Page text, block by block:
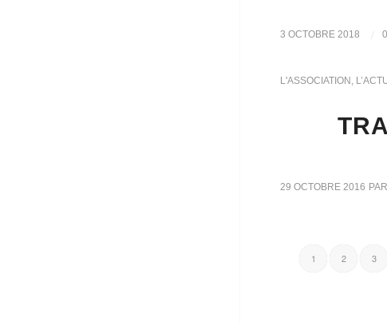
3 OCTOBRE 2018 /
L'ASSOCIATION ,
29 OCTOBRE 2016 PAR
1 2 3